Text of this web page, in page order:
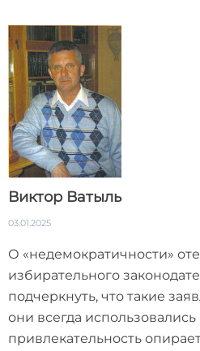
Виктор Ватыль
03.01.2025
О «недемократичности»
избирательного
подчеркнуть, что такие
они всегда
привлекательность